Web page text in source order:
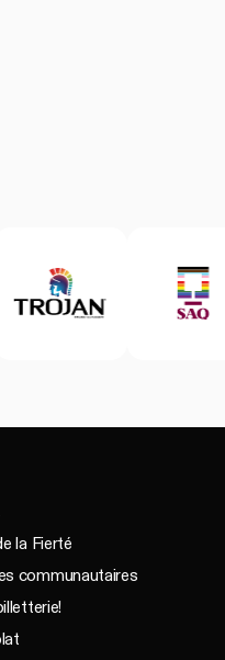
la Fierté
communautaires